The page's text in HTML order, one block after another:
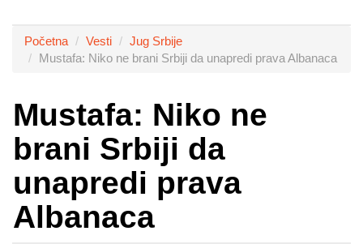
Početna Vesti
Jug Srbije
Mustafa: Niko ne brani Srbiji da unapredi prava Albanaca
Mustafa: Niko ne
brani Srbiji da
unapredi prava
Albanaca